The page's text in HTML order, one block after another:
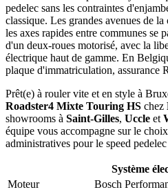
pedelec sans les contraintes
classique. Les grandes avenues de
les axes rapides entre communes se
d'un deux-roues motorisé, avec la
électrique haut de gamme. En
plaque d'immatriculation, assurance
Prêt(e) à rouler vite et en style à
Roadster4 Mixte Touring HS chez
showrooms à Saint-Gilles, Uccle et
équipe vous accompagne sur le
administratives pour le speed
Système
Moteur
Bosch